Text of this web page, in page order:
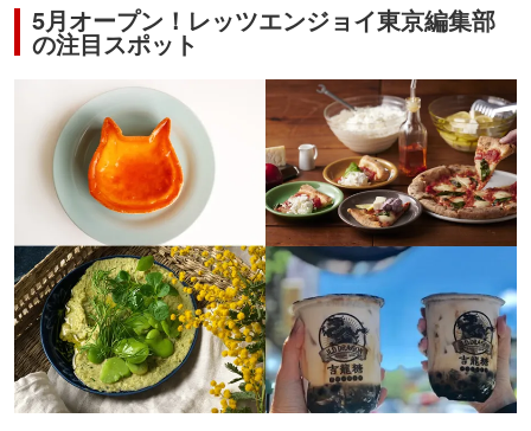
5月オープン！レッツエンジョイ東京編集部
の注目スポット